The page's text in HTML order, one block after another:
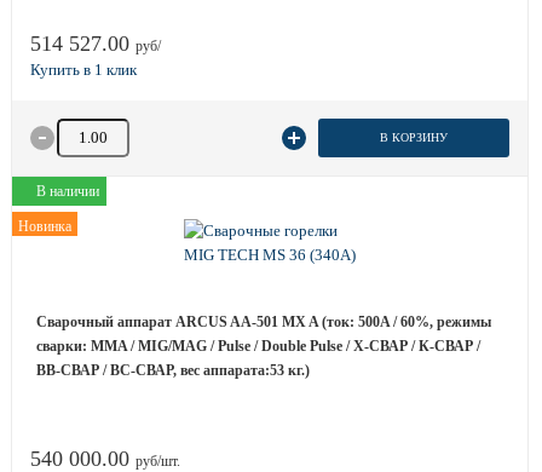
514 527.00 руб/
Количество товара В КОРЗИНУ
В наличии
Новинка
Сварочный аппарат ARCUS AA-501 MX A (ток: 500A / 60%, режимы
сварки: MMA / MIG/MAG / Pulse / Double Pulse / Х-СВАР / К-СВАР /
ВВ-СВАР / ВС-СВАР, вес аппарата:53 кг.)
540 000.00 руб/шт.